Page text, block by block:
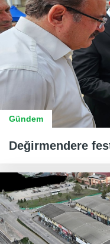
Gündem
Değirmendere